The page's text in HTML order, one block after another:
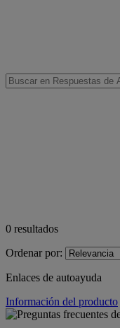
0 resultados
Ordenar por:
Enlaces de autoayuda
Información del producto